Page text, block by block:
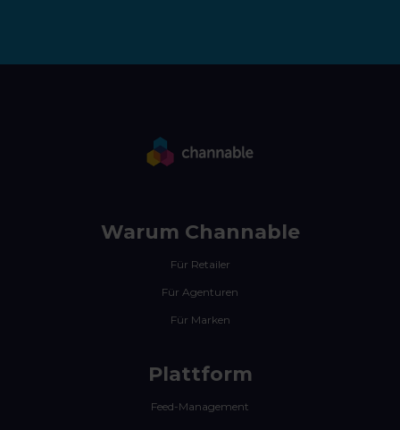
Warum Channable
Für Retailer
Für Agenturen
Für Marken
Plattform
Feed-Management